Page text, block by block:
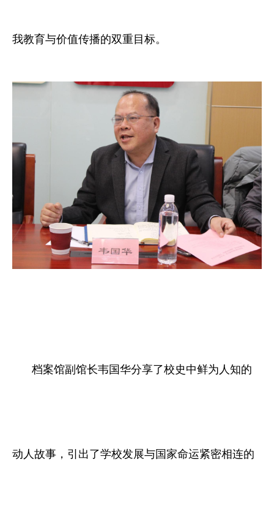
我教育与价值传播的双重目标。
档案馆副馆长韦国华分享了校史中鲜为人知的
动人故事，引出了学校发展与国家命运紧密相连的